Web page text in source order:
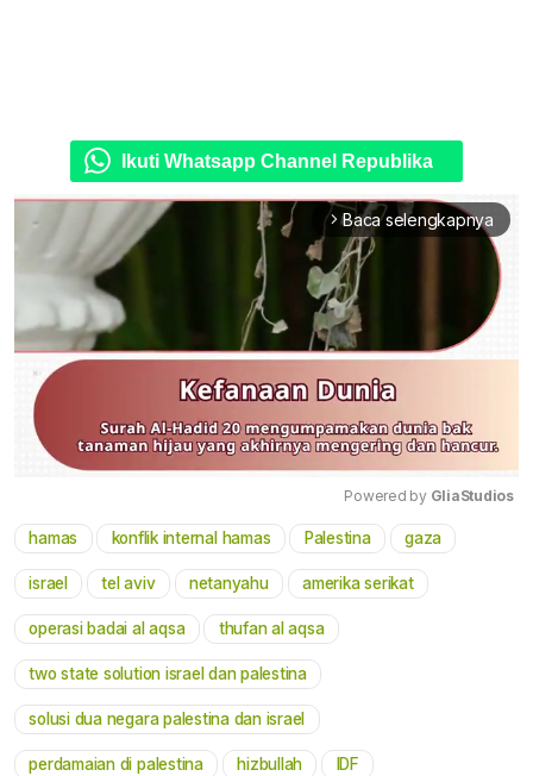
Ikuti Whatsapp Channel Republika
arrow_forward_ios Baca selengkapnya
Mute
Powered by GliaStudios
hamas konflik internal hamas Palestina gaza
israel tel aviv netanyahu amerika serikat
operasi badai al aqsa thufan al aqsa
two state solution israel dan palestina
solusi dua negara palestina dan israel
perdamaian di palestina hizbullah IDF